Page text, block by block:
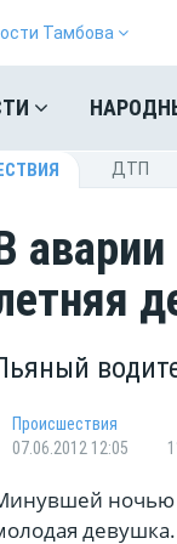
Тамбова
ДТП
Происшествия
07.06.2012 12:05
ночью